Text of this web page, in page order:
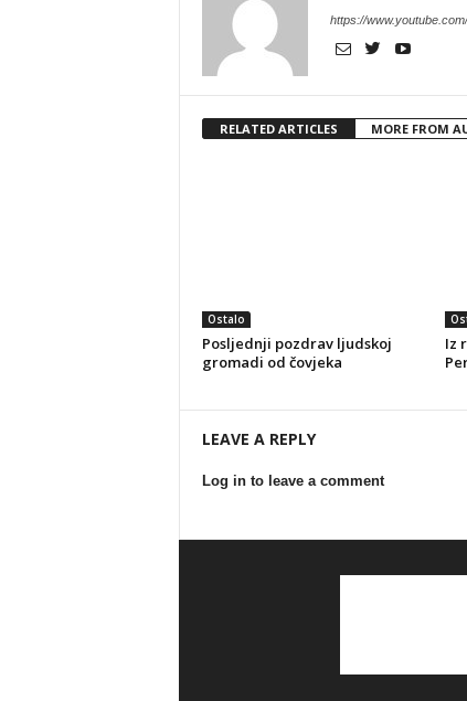
https://
RELATED ARTICLES MORE FROM
Ostalo
Posljednji pozdrav ljudskoj
gromadi od čovjeka
Iz
LEAVE A REPLY
Log in to leave a comment